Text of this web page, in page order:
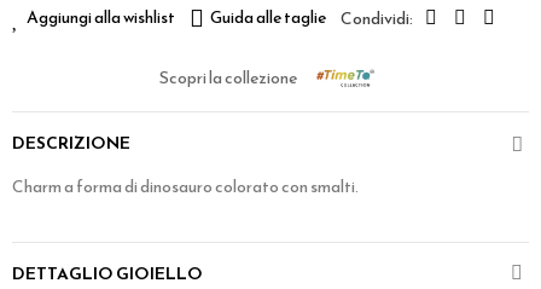
Aggiungi alla wishlist Guida alle taglie
Scopri la collezione
DESCRIZIONE
Charm a forma di dinosauro colorato con smalti.
DETTAGLIO GIOIELLO